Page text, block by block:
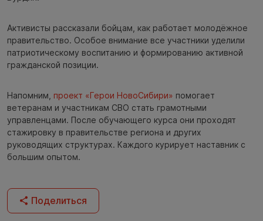
Активисты рассказали бойцам, как работает молодёжное
правительство. Особое внимание все участники уделили
патриотическому воспитанию и формированию активной
гражданской позиции.
Напомним, проект «Герои НовоСибири» помогает
ветеранам и участникам СВО стать грамотными
управленцами. После обучающего курса они проходят
стажировку в правительстве региона и других
руководящих структурах. Каждого курирует наставник с
большим опытом.
Поделиться